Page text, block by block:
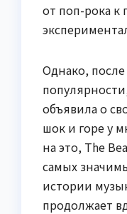
от поп-рока к
Однако, после
объявила о
шок и горе у
на это, The
самых
истории
продолжает